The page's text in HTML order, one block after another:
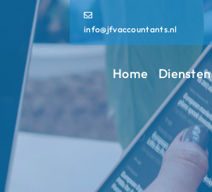
info@jfvaccountants.nl
Home Diensten